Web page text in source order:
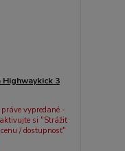
3
práve vypredané -
aktivujte si "Strážiť
cenu / dostupnosť"